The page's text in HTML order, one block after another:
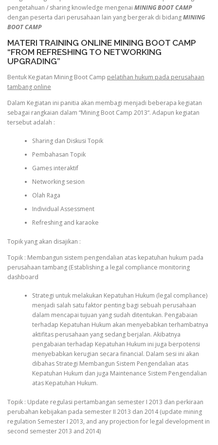
pengetahuan / sharing knowledge mengenai MINING BOOT CAMP
dengan peserta dari perusahaan lain yang bergerak di bidangMINING
BOOT CAMP
MATERI TRAINING ONLINE MINING BOOT CAMP
“FROM REFRESHING TO NETWORKING
UPGRADING”
Bentuk Kegiatan Mining Boot Camp pelatihan hukum pada perusahaan
tambang online
Dalam Kegiatan ini panitia akan membagi menjadi beberapa kegiatan
sebagai rangkaian dalam “Mining Boot Camp 2013“. Adapun kegiatan
tersebut adalah :
Sharing dan Diskusi Topik
Pembahasan Topik
Games interaktif
Networking sesion
Olah Raga
Individual Assessment
Refreshing and karaoke
Topik yang akan disajikan :
Topik : Membangun sistem pengendalian atas kepatuhan hukum pada
perusahaan tambang (Establishing a legal compliance monitoring
dashboard
Strategi untuk melakukan Kepatuhan Hukum (legal compliance)
menjadi salah satu faktor penting bagi sebuah perusahaan
dalam mencapai tujuan yang sudah ditentukan. Pengabaian
terhadap Kepatuhan Hukum akan menyebabkan terhambatnya
aktifitas perusahaan yang sedang berjalan. Akibatnya
pengabaian terhadap Kepatuhan Hukum ini juga berpotensi
menyebabkan kerugian secara financial. Dalam sesi ini akan
dibahas Strategi Membangun Sistem Pengendalian atas
Kepatuhan Hukum dan juga Maintenance Sistem Pengendalian
atas Kepatuhan Hukum.
Topik : Update regulasi pertambangan semester I 2013 dan perkiraan
perubahan kebijakan pada semester II 2013 dan 2014 (update mining
regulation Semester I 2013, and any projection for legal development in
second semester 2013 and 2014)